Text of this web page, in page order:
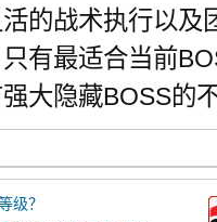
的战术执行以及
有最适合当前
大隐藏BOSS的
级？